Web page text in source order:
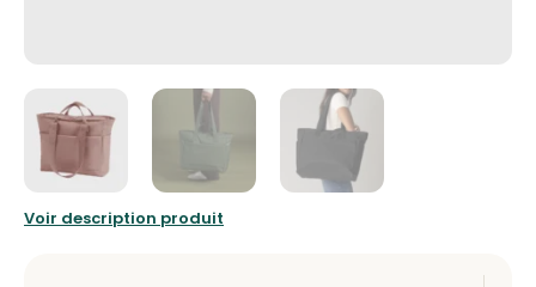
Voir description produit